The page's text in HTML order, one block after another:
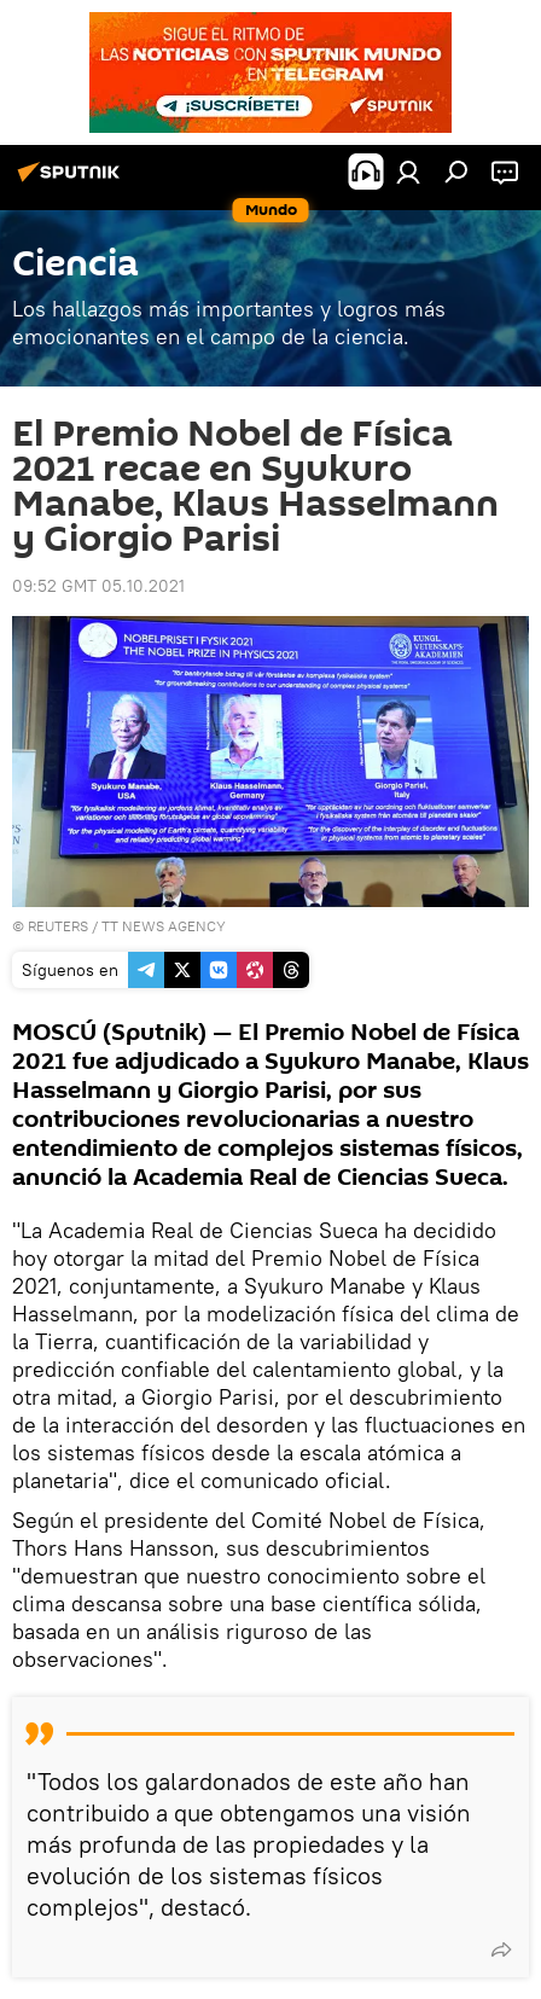
Mundo
Ciencia
Los hallazgos más importantes y logros más
emocionantes en el campo de la ciencia.
El Premio Nobel de Física
2021 recae en Syukuro
Manabe, Klaus Hasselmann
y Giorgio Parisi
09:52 GMT 05.10.2021
© REUTERS / TT NEWS AGENCY
Síguenos en
MOSCÚ (Sputnik) — El Premio Nobel de Física
2021 fue adjudicado a Syukuro Manabe, Klaus
Hasselmann y Giorgio Parisi, por sus
contribuciones revolucionarias a nuestro
entendimiento de complejos sistemas físicos,
anunció la Academia Real de Ciencias Sueca.
"La Academia Real de Ciencias Sueca ha decidido
hoy otorgar la mitad del Premio Nobel de Física
2021, conjuntamente, a Syukuro Manabe y Klaus
Hasselmann, por la modelización física del clima de
la Tierra, cuantificación de la variabilidad y
predicción confiable del calentamiento global, y la
otra mitad, a Giorgio Parisi, por el descubrimiento
de la interacción del desorden y las fluctuaciones en
los sistemas físicos desde la escala atómica a
planetaria", dice el comunicado oficial.
Según el presidente del Comité Nobel de Física,
Thors Hans Hansson, sus descubrimientos
"demuestran que nuestro conocimiento sobre el
clima descansa sobre una base científica sólida,
basada en un análisis riguroso de las
observaciones".
"Todos los galardonados de este año han
contribuido a que obtengamos una visión
más profunda de las propiedades y la
evolución de los sistemas físicos
complejos", destacó.